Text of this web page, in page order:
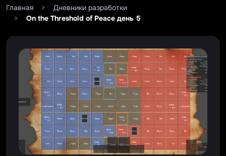
Главная >
Дневники разработки
>
On the Threshold of Peace день 5